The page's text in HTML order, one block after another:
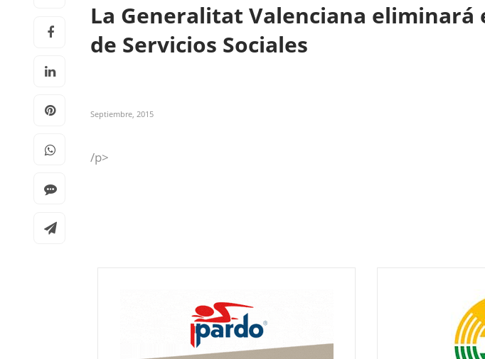
La Generalitat Valenciana eliminará
de Servicios Sociales
Septiembre, 2015
/p>